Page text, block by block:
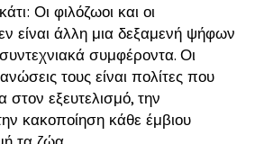
Οι φιλόζωοι και οι
είναι άλλη μια δεξαμενή ψήφων
συμφέροντα. Οι
τους είναι πολίτες που
στον εξευτελισμό, την
κακοποίηση κάθε έμβιου